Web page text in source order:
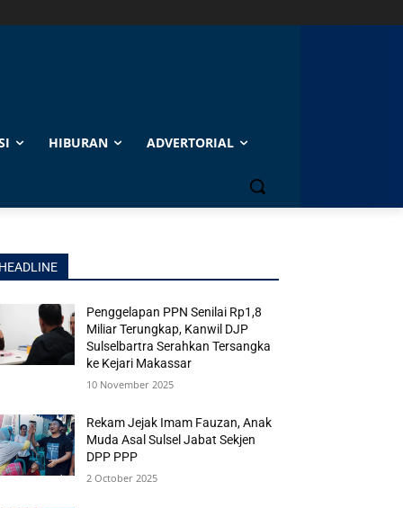
HIBURAN ADVERTORIAL
Penggelapan PPN Senilai Rp1,8
Miliar Terungkap, Kanwil DJP
Sulselbartra Serahkan Tersangka
ke Kejari Makassar
10 November 2025
Rekam Jejak Imam Fauzan, Anak
Muda Asal Sulsel Jabat Sekjen
DPP PPP
2 October 2025